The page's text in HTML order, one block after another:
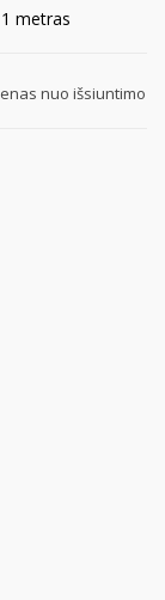
metras
nuo išsiuntimo